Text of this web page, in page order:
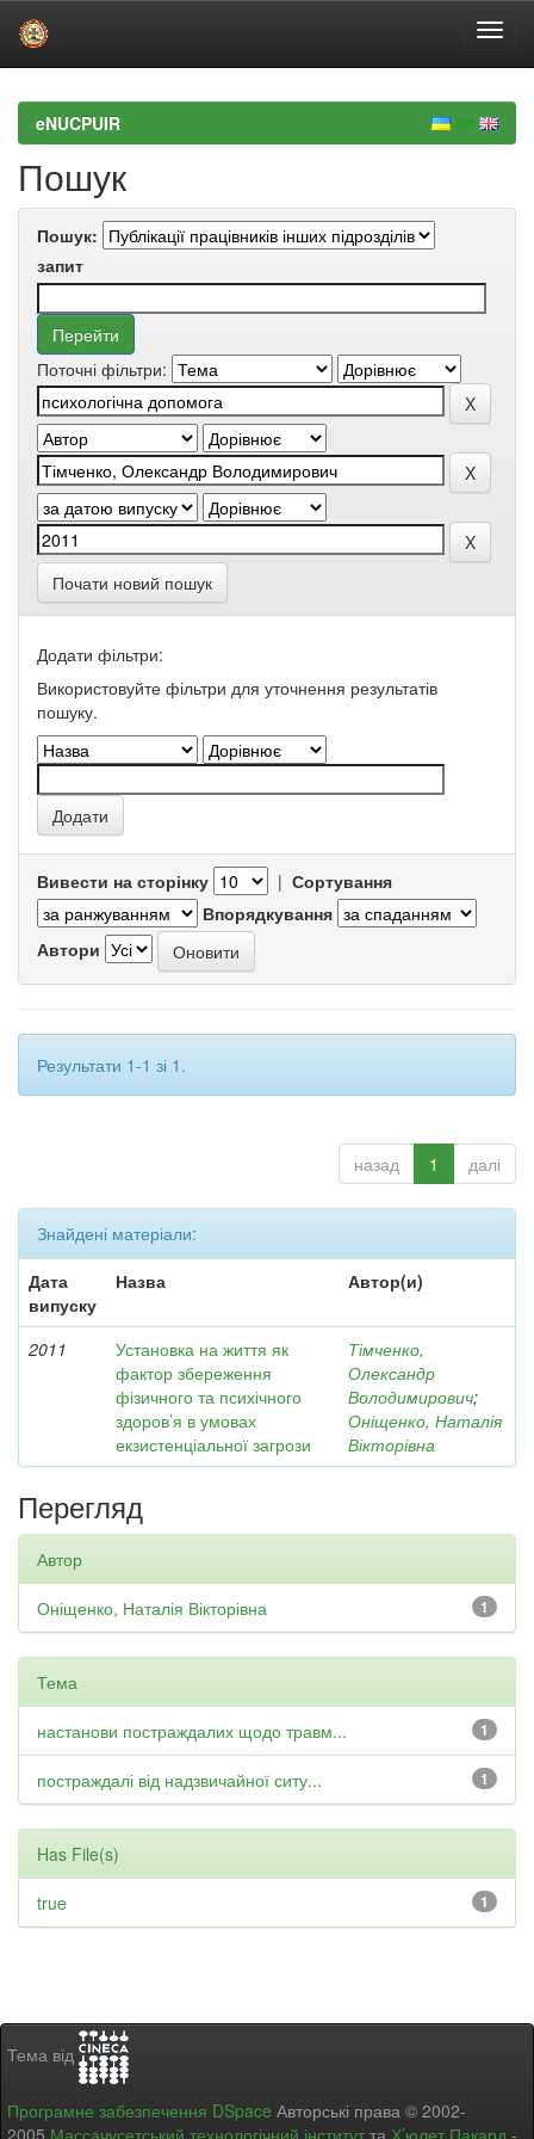
navigationeNUCPUIR
Пошук
Пошук:
запит
Поточні фільтри:
Почати новий пошук
Додати фільтри:
Використовуйте фільтри для уточнення результатів
пошуку.
Вивести на сторінку | Сортування
Впорядкування
Автори
Результати 1-1 зі 1.
назад 1 далі
Знайдені матеріали:
Дата
випуску
Назва Автор(и)
2011
Установка на життя як
фактор збереження
фізичного та психічного
здоров’я в умовах
екзистенціальної загрози
Тімченко,
Олександр
Володимирович;
Оніщенко, Наталія
Вікторівна
Перегляд
Автор
1
Оніщенко, Наталія Вікторівна
Тема
1
настанови постраждалих щодо травм...
1
постраждалі від надзвичайної ситу...
Has File(s)
1
true
Тема від
Програмне забезпечення DSpace Авторські права © 2002-
2005 Массачусетський технологічний інститут та Х’юлет Пакард -